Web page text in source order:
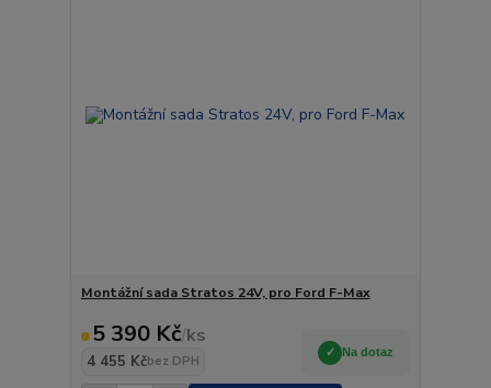
Montážní sada Stratos 24V, pro Ford F-Max
5 390 Kč/ks
4 455 Kčbez DPH
Na dotaz